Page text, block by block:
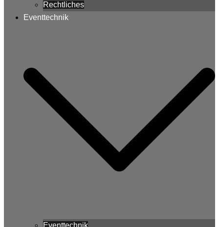
Rechtliches
Eventtechnik
Eventtechnik